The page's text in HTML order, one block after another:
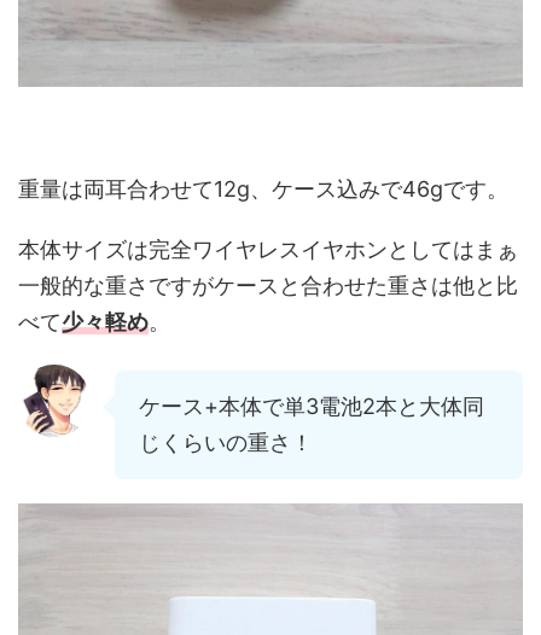
重量は両耳合わせて12g、ケース込みで46gです。
本体サイズは完全ワイヤレスイヤホンとしてはまぁ
一般的な重さですがケースと合わせた重さは他と比
べて少々軽め。
ケース+本体で単3電池2本と大体同
じくらいの重さ！